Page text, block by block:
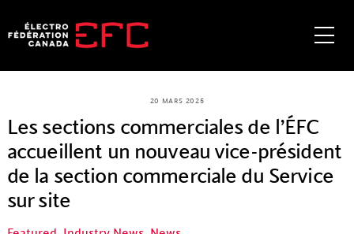
to
20 MARS 2025
Les sections commerciales de l’ÉFC
accueillent un nouveau vice-président
de la section commerciale du Service
sur site